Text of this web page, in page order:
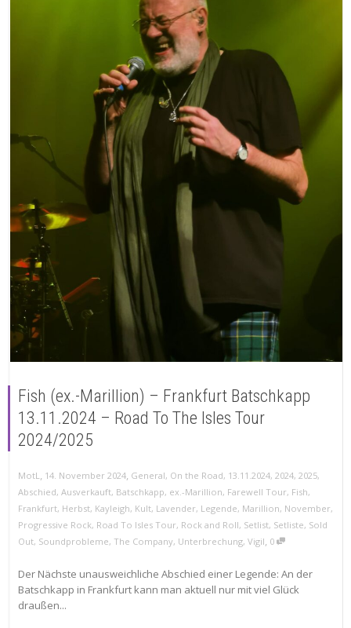
Fish (ex.-Marillion) – Frankfurt Batschkapp
13.11.2024 – Road To The Isles Tour
2024/2025
MotL, 14. November 2024, General, On the Road, 13.11.2024, 2024, 2025,
Abschied, Ausverkauft, Batschkapp, ex.-Marillion, Farewell Tour, Fish,
Frankfurt, Herbst, Kayleigh, Kult, Lavender, Legende, Marillion, November,
Progressive Rock, Road To Isles Tour, Rock and Roll, Setlist, Setliste, Sold
Out, Soundprobleme, The Company, Unterbrechung, Vigil, 0
Der Nächste unausweichliche Abschied einer Legende: An der
Batschkapp in Frankfurt kann man aktuell nur mit viel Glück
draußen...